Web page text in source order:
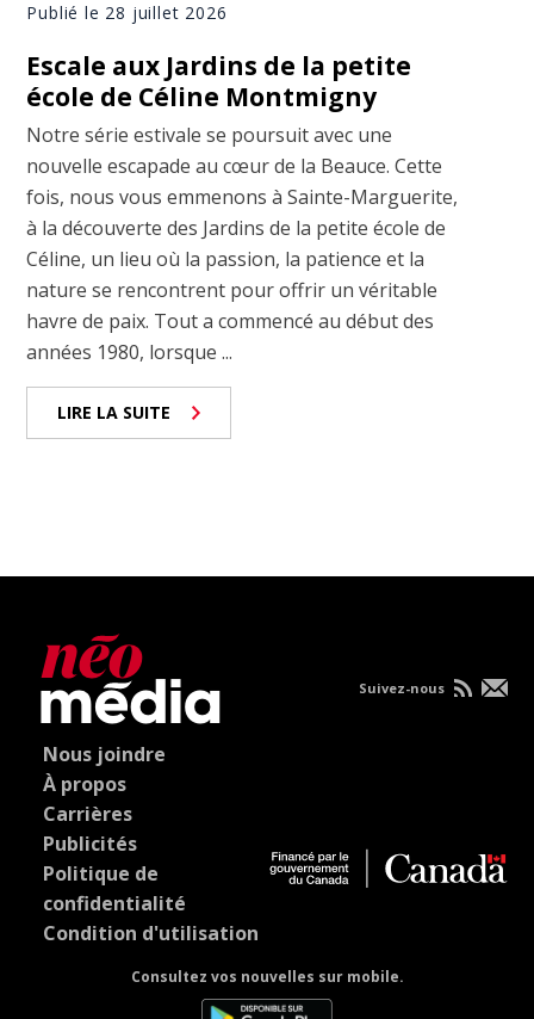
Publié le 28 juillet 2026
Escale aux Jardins de la petite
école de Céline Montmigny
Notre série estivale se poursuit avec une
nouvelle escapade au cœur de la Beauce. Cette
fois, nous vous emmenons à Sainte-Marguerite,
à la découverte des Jardins de la petite école de
Céline, un lieu où la passion, la patience et la
nature se rencontrent pour offrir un véritable
havre de paix. Tout a commencé au début des
années 1980, lorsque ...
LIRE LA SUITE
Nous joindre
À propos
Carrières
Publicités
Politique de
confidentialité
Condition d'utilisation
Consultez vos nouvelles sur mobile.
Suivez-nous